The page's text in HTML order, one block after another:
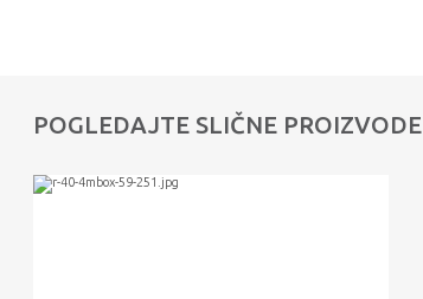
POGLEDAJTE SLIČNE PROIZVODE